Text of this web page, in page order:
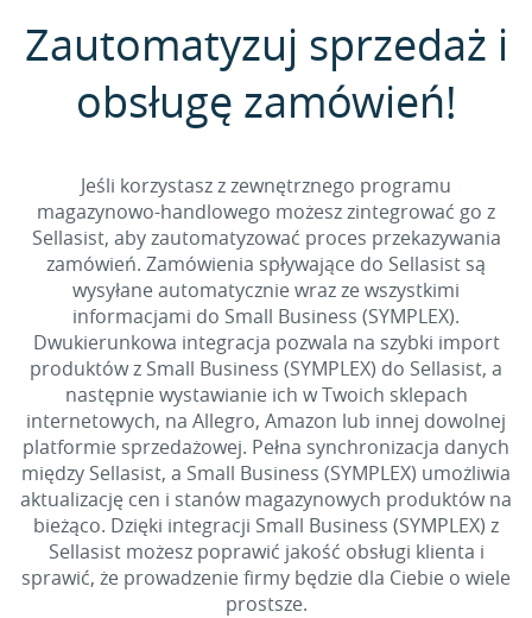
Zautomatyzuj sprzedaż i
obsługę zamówień!
Jeśli korzystasz z zewnętrznego programu
magazynowo-handlowego możesz zintegrować go z
Sellasist, aby zautomatyzować proces przekazywania
zamówień. Zamówienia spływające do Sellasist są
wysyłane automatycznie wraz ze wszystkimi
informacjami do Small Business (SYMPLEX).
Dwukierunkowa integracja pozwala na szybki import
produktów z Small Business (SYMPLEX) do Sellasist, a
następnie wystawianie ich w Twoich sklepach
internetowych, na Allegro, Amazon lub innej dowolnej
platformie sprzedażowej. Pełna synchronizacja danych
między Sellasist, a Small Business (SYMPLEX) umożliwia
aktualizację cen i stanów magazynowych produktów na
bieżąco. Dzięki integracji Small Business (SYMPLEX) z
Sellasist możesz poprawić jakość obsługi klienta i
sprawić, że prowadzenie firmy będzie dla Ciebie o wiele
prostsze.